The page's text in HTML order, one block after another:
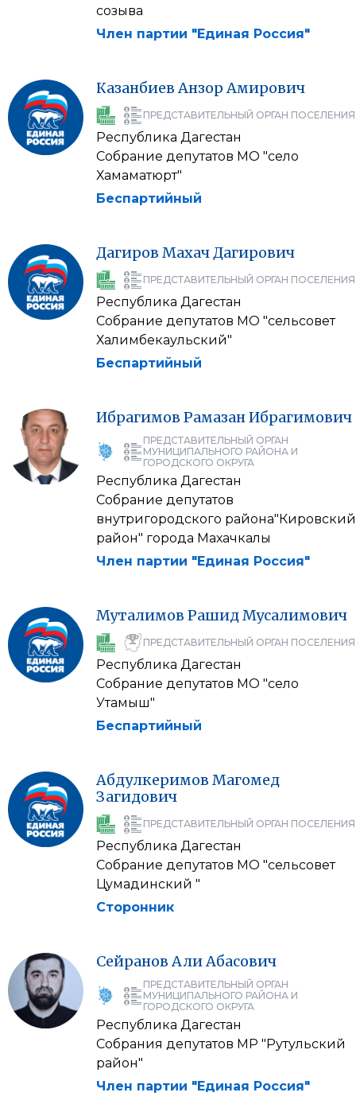
созыва
Член партии "Единая Россия"
Казанбиев Анзор Амирович
ПРЕДСТАВИТЕЛЬНЫЙ ОРГАН ПОСЕЛЕНИЯ
Республика Дагестан
Собрание депутатов МО "село
Хамаматюрт"
Беспартийный
Дагиров МахачДагирович
ПРЕДСТАВИТЕЛЬНЫЙ ОРГАН ПОСЕЛЕНИЯ
Республика Дагестан
Собрание депутатов МО "сельсовет
Халимбекаульский"
Беспартийный
Ибрагимов РамазанИбрагимович
ПРЕДСТАВИТЕЛЬНЫЙ ОРГАН
МУНИЦИПАЛЬНОГО РАЙОНА И
ГОРОДСКОГО ОКРУГА
Республика Дагестан
Собрание депутатов
внутригородского района"Кировский
район" города Махачкалы
Член партии "Единая Россия"
Муталимов РашидМусалимович
ПРЕДСТАВИТЕЛЬНЫЙ ОРГАН ПОСЕЛЕНИЯ
Республика Дагестан
Собрание депутатов МО "село
Утамыш"
Беспартийный
Абдулкеримов Магомед
Загидович
ПРЕДСТАВИТЕЛЬНЫЙ ОРГАН ПОСЕЛЕНИЯ
Республика Дагестан
Собрание депутатов МО "сельсовет
Цумадинский "
Сторонник
Сейранов АлиАбасович
ПРЕДСТАВИТЕЛЬНЫЙ ОРГАН
МУНИЦИПАЛЬНОГО РАЙОНА И
ГОРОДСКОГО ОКРУГА
Республика Дагестан
Собрания депутатов МР "Рутульский
район"
Член партии "Единая Россия"